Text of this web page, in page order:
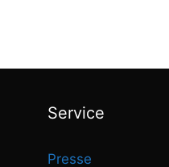
Service
Presse